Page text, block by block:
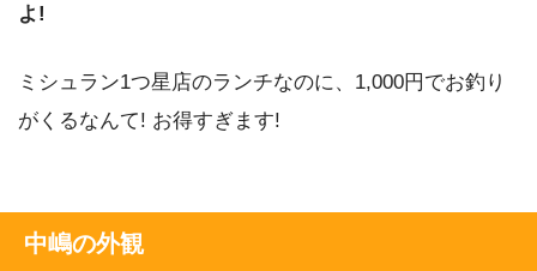
よ!
ミシュラン1つ星店のランチなのに、1,000円でお釣り
がくるなんて! お得すぎます!
中嶋の外観